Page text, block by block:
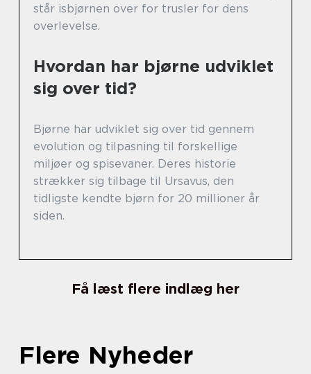
står isbjørnen over for trusler for dens
overlevelse.
Hvordan har bjørne udviklet
sig over tid?
Bjørne har udviklet sig over tid gennem
evolution og tilpasning til forskellige
miljøer og spisevaner. Deres historie
strækker sig tilbage til Ursavus, den
tidligste kendte bjørn for 20 millioner år
siden.
Få læst flere indlæg her
Flere Nyheder